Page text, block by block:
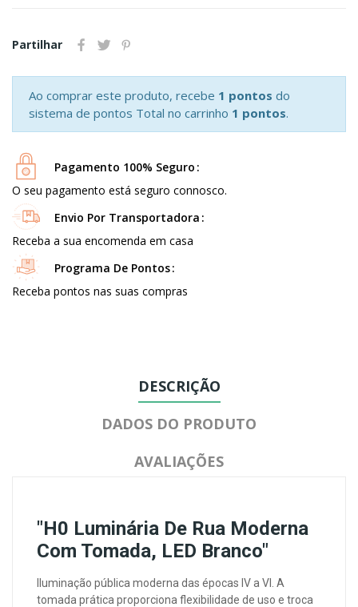
Partilhar
Ao comprar este produto, recebe 1 pontos do
sistema de pontos Total no carrinho 1 pontos.
Pagamento 100% Seguro
O seu pagamento está seguro connosco.
Envio Por Transportadora
Receba a sua encomenda em casa
Programa De Pontos
Receba pontos nas suas compras
DESCRIÇÃO
DADOS DO PRODUTO
AVALIAÇÕES
"H0 Luminária De Rua Moderna
Com Tomada, LED Branco"
Iluminação pública moderna das épocas IV a VI. A
tomada prática proporciona flexibilidade de uso e troca